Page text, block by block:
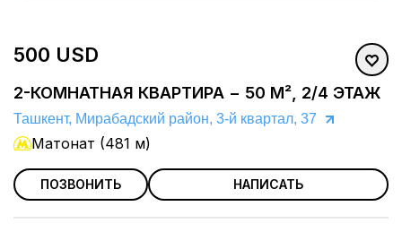
500 USD
2-КОМНАТНАЯ КВАРТИРА − 50 М², 2/4 ЭТАЖ
Ташкент, Мирабадский район, 3-й квартал, 37
Матонат (481 м)
ПОЗВОНИТЬ НАПИСАТЬ